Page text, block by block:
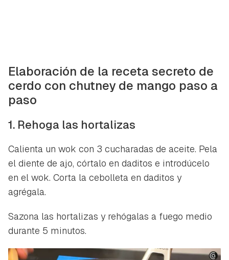
Elaboración de la receta secreto de
cerdo con chutney de mango paso a
paso
1. Rehoga las hortalizas
Calienta un wok con 3 cucharadas de aceite. Pela
el diente de ajo, córtalo en daditos e introdúcelo
en el wok. Corta la cebolleta en daditos y
agrégala.
Sazona las hortalizas y rehógalas a fuego medio
durante 5 minutos.